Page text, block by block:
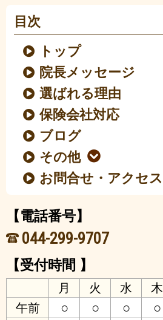
目次
トップ
院長メッセージ
選ばれる理由
保険会社対応
ブログ
その他
お問合せ・アクセス
【電話番号】
044-299-9707
【受付時間 】
月 火 水 木
午前
○ ○ ○ ○